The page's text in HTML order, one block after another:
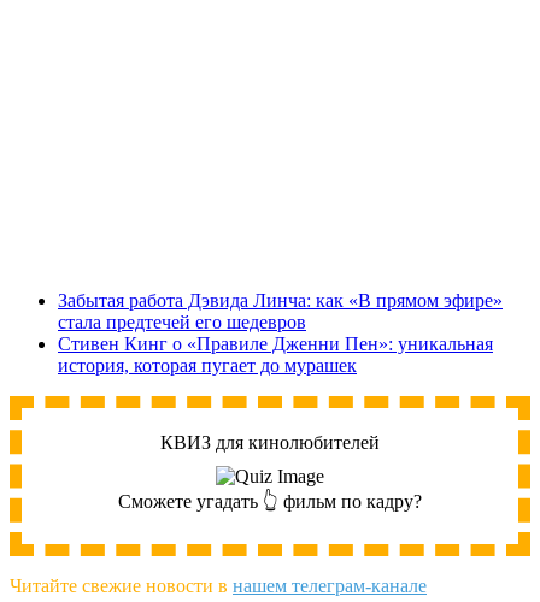
Забытая работа Дэвида Линча: как «В прямом эфире»
стала предтечей его шедевров
Стивен Кинг о «Правиле Дженни Пен»: уникальная
история, которая пугает до мурашек
КВИЗ для кинолюбителей
Сможете угадать 👆 фильм по кадру?
Читайте свежие новости в нашем телеграм-канале